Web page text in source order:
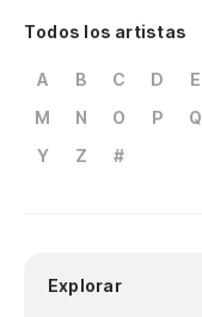
Todos los artistas
A B C D E
M
N O P Q
Y
Z #
Explorar